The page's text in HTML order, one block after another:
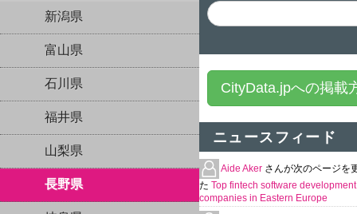
新潟県
富山県
石川県
福井県
山梨県
長野県
CityData.jpへの掲載
ニュースフィード
Aide Aker さんが次のページを
た Top fintech software development
companies in Eastern Europe